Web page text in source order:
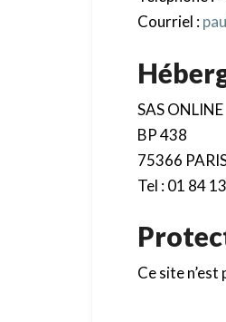
Courriel :
SAS ONLINE
BP 438
75366
Tel : 01 84
Ce site